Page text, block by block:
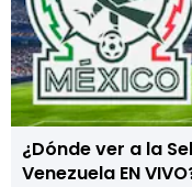
¿Dónde ver a la
Venezuela EN